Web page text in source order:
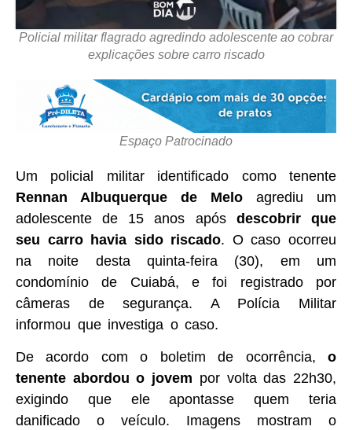
Policial militar flagrado agredindo adolescente ao cobrar
explicações sobre carro riscado
Espaço Patrocinado
Um policial militar identificado como tenente
Rennan Albuquerque de Melo agrediu um
adolescente de 15 anos após descobrir que
seu carro havia sido riscado. O caso ocorreu
na noite desta quinta-feira (30), em um
condomínio de Cuiabá, e foi registrado por
câmeras de segurança. A Polícia Militar
informou que investiga o caso.
De acordo com o boletim de ocorrência, o
tenente abordou o jovem por volta das 22h30,
exigindo que ele apontasse quem teria
danificado o veículo. Imagens mostram o